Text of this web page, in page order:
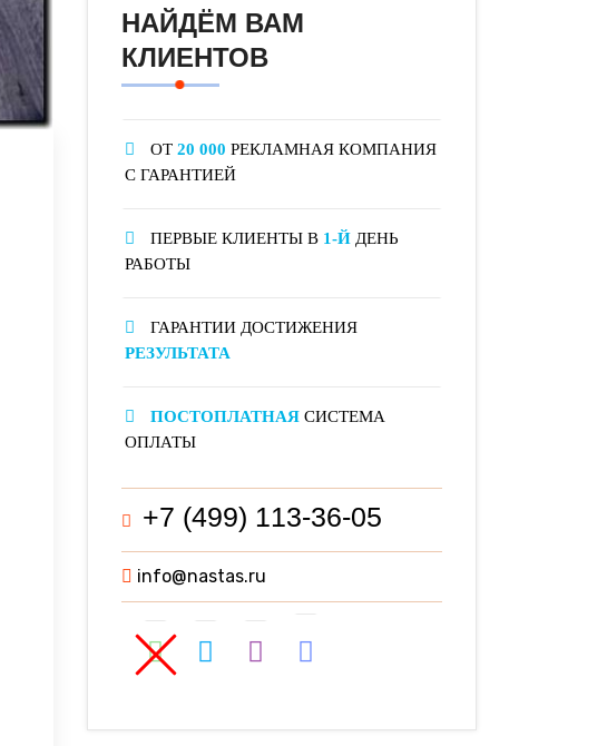
НАЙДЁМ ВАМ
КЛИЕНТОВ
ОТ 20 000 РЕКЛАМНАЯ КОМПАНИЯ
С ГАРАНТИЕЙ
ПЕРВЫЕ КЛИЕНТЫ В 1-Й ДЕНЬ
РАБОТЫ
ГАРАНТИИ ДОСТИЖЕНИЯ
РЕЗУЛЬТАТА
ПОСТОПЛАТНАЯ СИСТЕМА
ОПЛАТЫ
+7 (499) 113-36-05
info@nastas.ru